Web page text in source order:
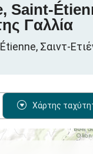
Γαλλία
Σαιντ-
Χάρτης